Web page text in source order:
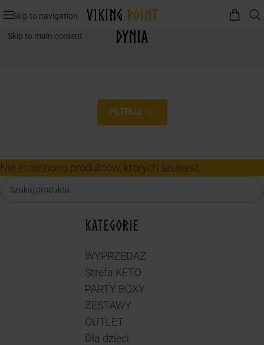
Skip to navigation
Skip to main content Dynia
KATEGORIE
WYPRZEDAŻ
Strefa KETO
PARTY BOXY
ZESTAWY
OUTLET
Dla dzieci
FILTRUJ
Nie znaleziono produktów, których szukasz.